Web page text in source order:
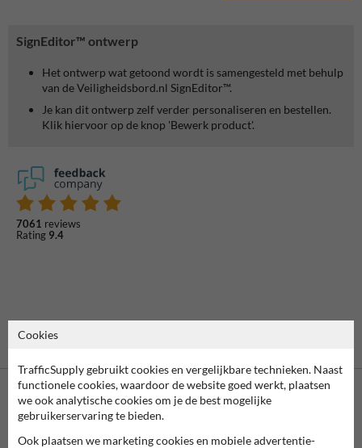
SignEditor™ ontwerp
Het ontwerp wat getoond wordt is samengesteld met behulp
van de Veiligheidsbord.nl SignEditor™.
Je kan dit ontwerp zelf verder personaliseren en bestellen.
Klik hiervoor op de knop 'Bewerk product'.
7061 reviews
Rating 9.4
Betaling achteraf
Cookies
TrafficSupply gebruikt cookies en vergelijkbare technieken. Naast
functionele cookies, waardoor de website goed werkt, plaatsen
we ook analytische cookies om je de best mogelijke
gebruikerservaring te bieden.
Ook plaatsen we marketing cookies en mobiele advertentie-